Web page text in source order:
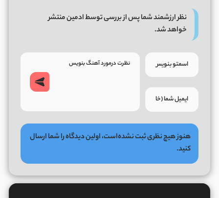
نظر ارزشمند شما پس از بررسی توسط ادمین منتشر
خواهد شد.
هنوز هیچ نظری ثبت نشده‌است، اولین دیدگاه را شما ارسال
کنید.